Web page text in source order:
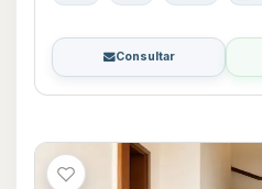
Consultar